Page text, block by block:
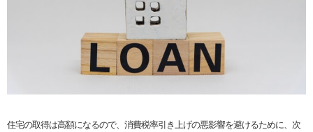
住宅の取得は高額になるので、消費税率引き上げの悪影響を避けるために、次